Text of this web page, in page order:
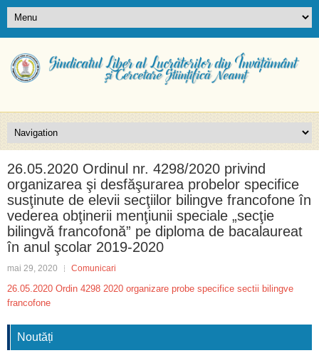
26.05.2020 Ordinul nr. 4298/2020 privind
organizarea şi desfăşurarea probelor specifice
susţinute de elevii secţiilor bilingve francofone în
vederea obţinerii menţiunii speciale „secţie
bilingvă francofonă” pe diploma de bacalaureat
în anul şcolar 2019-2020
mai 29, 2020 Comunicari
26.05.2020 Ordin 4298 2020 organizare probe specifice sectii bilingve
francofone
Noutăți